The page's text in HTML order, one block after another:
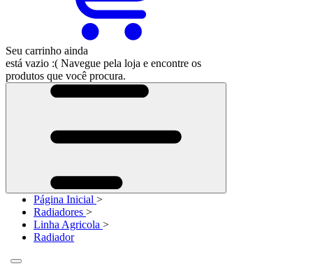
Seu carrinho ainda
está vazio :( Navegue pela loja e encontre os
produtos que você procura.
Página Inicial >
Radiadores >
Linha Agricola >
Radiador